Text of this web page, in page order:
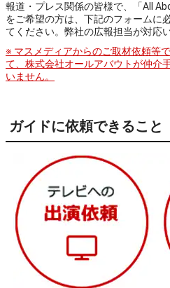
報道・プレス関係の皆様で、「All
をご希望の方は、下記のフォームに
てください。弊社の広報担当が対応
※ マスメディアからのご取材依頼等
て、株式会社オールアバウトが仲介
いません。
ガイドに依頼できること